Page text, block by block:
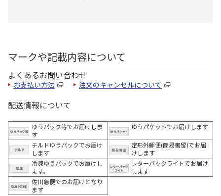
マークや記載内容について
よくあるお問い合わせ
お支払い方法 注文のキャンセルについて
配送情報について
ゆうパック等でお届けしま
す
ゆうパケットでお届けします
チルドゆうパックでお届け
します
定形外郵便(簡易書留)でお届
けします
冷凍ゆうパックでお届けし
ます。
レターパックライトでお届け
します
佐川急便でのお届けとなり
ます